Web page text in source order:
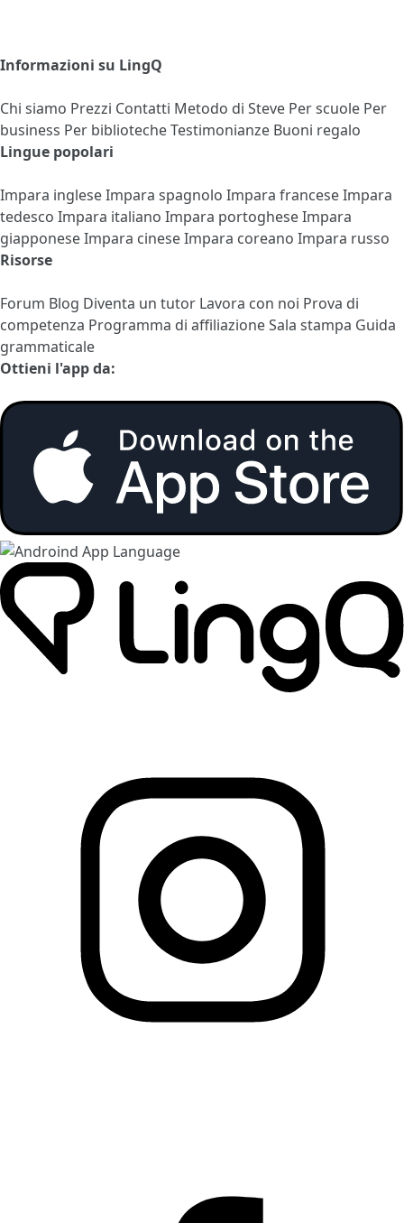
Informazioni su LingQ
Chi siamo Prezzi Contatti Metodo di Steve Per scuole Per
business Per bibliotecheTestimonianze Buoni regalo
Lingue popolari
Impara ingleseImpara spagnolo Impara franceseImpara
tedesco Impara italiano Impara portogheseImpara
giapponeseImpara cineseImpara coreano Impara russo
Risorse
Forum Blog Diventa un tutor Lavora con noi Prova di
competenza Programma di affiliazioneSala stampa Guida
grammaticale
Ottieni l'app da: